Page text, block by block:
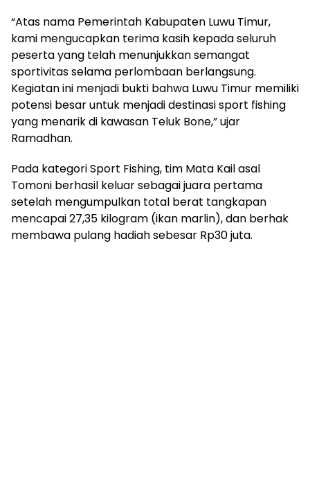
“Atas nama Pemerintah Kabupaten Luwu Timur,
kami mengucapkan terima kasih kepada seluruh
peserta yang telah menunjukkan semangat
sportivitas selama perlombaan berlangsung.
Kegiatan ini menjadi bukti bahwa Luwu Timur memiliki
potensi besar untuk menjadi destinasi sport fishing
yang menarik di kawasan Teluk Bone,” ujar
Ramadhan.
Pada kategori Sport Fishing, tim Mata Kail asal
Tomoni berhasil keluar sebagai juara pertama
setelah mengumpulkan total berat tangkapan
mencapai 27,35 kilogram (ikan marlin), dan berhak
membawa pulang hadiah sebesar Rp30 juta.